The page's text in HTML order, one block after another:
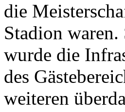
die
Stadion
wurde die
des
weiteren